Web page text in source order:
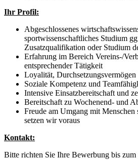
Ihr Profil:
Abgeschlossenes
sportwissenschaftliches Studium
Zusatzqualifikation oder Studium
Erfahrung im Bereich Vereins-/
entsprechender Tätigkeit
Loyalität,
Soziale Kompetenz und
Intensive Einsatzbereitschaft und
Bereitschaft zu Wochenend- und
Freude am Umgang mit Menschen
setzen wir voraus
Kontakt:
Bitte richten Sie Ihre Bewerbung bis zum